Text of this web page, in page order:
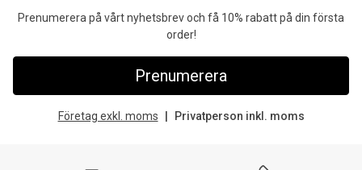
Prenumerera på vårt nyhetsbrev och få 10% rabatt på din första
order!
Prenumerera
Företag exkl. moms Privatperson inkl. moms